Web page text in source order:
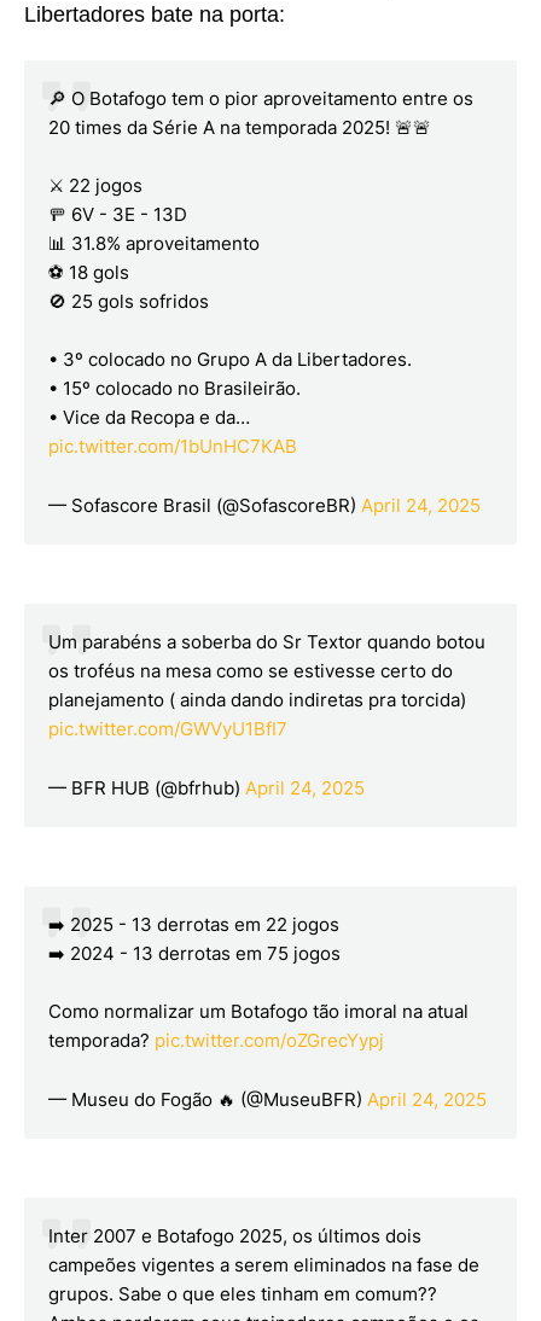
Libertadores bate na porta:
🔎 O Botafogo tem o pior aproveitamento entre os
20 times da Série A na temporada 2025! 🚨🚨
⚔️ 22 jogos
🚥 6V - 3E - 13D
📊 31.8% aproveitamento
⚽️ 18 gols
🚫 25 gols sofridos
• 3º colocado no Grupo A da Libertadores.
• 15º colocado no Brasileirão.
• Vice da Recopa e da…
pic.twitter.com/1bUnHC7KAB
— Sofascore Brasil (@SofascoreBR) April 24, 2025
Um parabéns a soberba do Sr Textor quando botou
os troféus na mesa como se estivesse certo do
planejamento ( ainda dando indiretas pra torcida)
pic.twitter.com/GWVyU1BfI7
— BFR HUB (@bfrhub) April 24, 2025
➡️ 2025 - 13 derrotas em 22 jogos
➡️ 2024 - 13 derrotas em 75 jogos
Como normalizar um Botafogo tão imoral na atual
temporada? pic.twitter.com/oZGrecYypj
— Museu do Fogão 🔥 (@MuseuBFR) April 24, 2025
Inter 2007 e Botafogo 2025, os últimos dois
campeões vigentes a serem eliminados na fase de
grupos. Sabe o que eles tinham em comum??